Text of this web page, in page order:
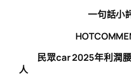
一句話小
民眾car 2025年利潤
人